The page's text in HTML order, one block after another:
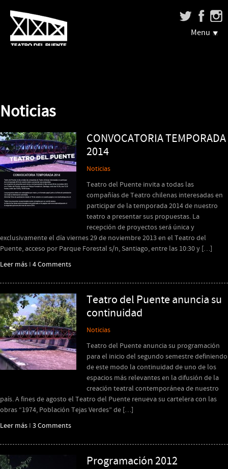
Menu
Noticias
CONVOCATORIA TEMPORADA
2014
Noticias
Teatro del Puente invita a todas las
compañías de Teatro chilenas interesadas en
participar de la temporada 2014 de nuestro
teatro a presentar sus propuestas. La
recepción de proyectos será única y
exclusivamente el día viernes 29 de noviembre 2013 en el Teatro del
Puente, acceso por Parque Forestal s/n, Santiago, entre las 10:30 y […]
Leer más I 4 Comments
Teatro del Puente anuncia su
continuidad
Noticias
Teatro del Puente anuncia su programación
para el inicio del segundo semestre definiendo
de este modo la continuidad de uno de los
espacios más relevantes en la difusión de la
creación teatral contemporánea de nuestro
país. A fines de agosto el Teatro del Puente renueva su cartelera con las
obras “1974, Población Tejas Verdes” de […]
Leer más I 3 Comments
Programación 2012